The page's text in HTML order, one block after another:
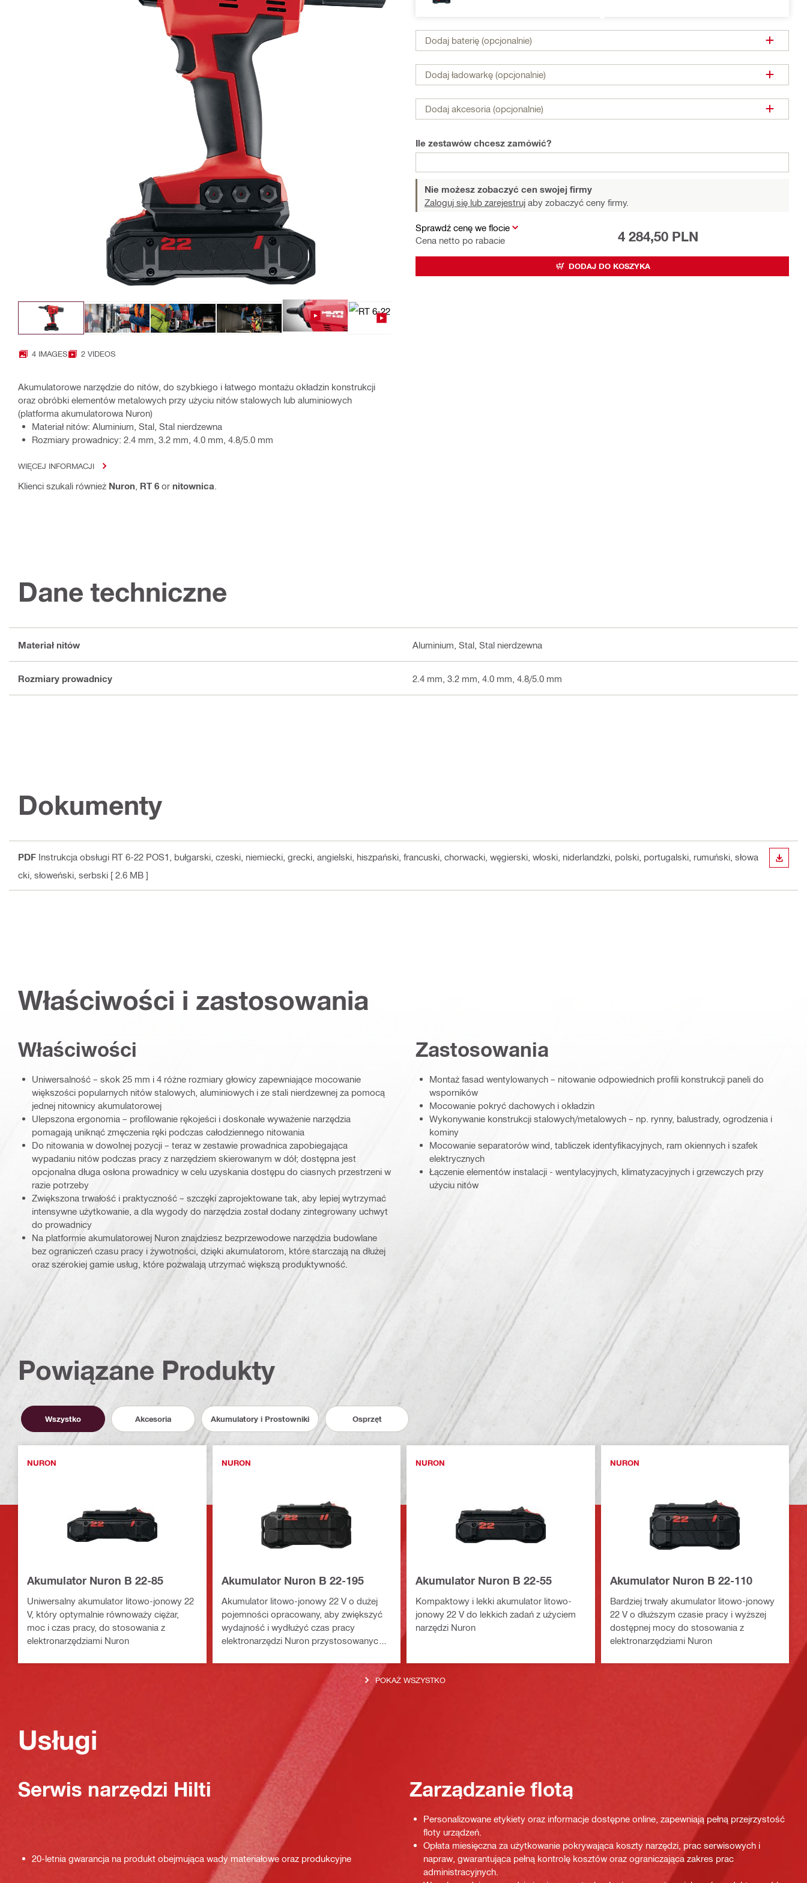
4 IMAGES 2 VIDEOS
Akumulatorowe narzędzie do nitów, do szybkiego i łatwego montażu okładzin konstrukcji
oraz obróbki elementów metalowych przy użyciu nitów stalowych lub aluminiowych
(platforma akumulatorowa Nuron)
Materiał nitów: Aluminium, Stal, Stal nierdzewna
Rozmiary prowadnicy: 2.4 mm, 3.2 mm, 4.0 mm, 4.8/5.0 mm
WIĘCEJ INFORMACJI
Klienci szukali również Nuron RT 6 or nitownica
Dodaj baterię (opcjonalnie)
Dodaj ładowarkę (opcjonalnie)
Dodaj akcesoria (opcjonalnie)
Ile zestawów chcesz zamówić?
Nie możesz zobaczyć cen swojej firmy
Zaloguj się lub zarejestruj aby zobaczyć ceny firmy.
Sprawdź cenę we flocie
Cena netto po rabacie
4 284,50 PLN
DODAJ DO KOSZYKA
Dane techniczne
Materiał nitów Aluminium, Stal, Stal nierdzewna
Rozmiary prowadnicy 2.4 mm, 3.2 mm, 4.0 mm, 4.8/5.0 mm
Dokumenty
PDF Instrukcja obsługi RT 6-22 POS1
, bułgarski, czeski, niemiecki, grecki, angielski, hiszpański, francuski, chorwacki, węgierski, włoski, niderlandzki, polski, portugalski, rumuński, słowa
cki, słoweński, serbski [ 2.6 MB ]
Właściwości i zastosowania
Właściwości
Uniwersalność – skok 25 mm i 4 różne rozmiary głowicy zapewniające mocowanie
większości popularnych nitów stalowych, aluminiowych i ze stali nierdzewnej za pomocą
jednej nitownicy akumulatorowej
Ulepszona ergonomia – profilowanie rękojeści i doskonałe wyważenie narzędzia
pomagają uniknąć zmęczenia ręki podczas całodziennego nitowania
Do nitowania w dowolnej pozycji – teraz w zestawie prowadnica zapobiegająca
wypadaniu nitów podczas pracy z narzędziem skierowanym w dół; dostępna jest
opcjonalna długa osłona prowadnicy w celu uzyskania dostępu do ciasnych przestrzeni w
razie potrzeby
Zwiększona trwałość i praktyczność – szczęki zaprojektowane tak, aby lepiej wytrzymać
intensywne użytkowanie, a dla wygody do narzędzia został dodany zintegrowany uchwyt
do prowadnicy
Na platformie akumulatorowej Nuron znajdziesz bezprzewodowe narzędzia budowlane
bez ograniczeń czasu pracy i żywotności, dzięki akumulatorom, które starczają na dłużej
oraz szerokiej gamie usług, które pozwalają utrzymać większą produktywność.
Zastosowania
Montaż fasad wentylowanych – nitowanie odpowiednich profili konstrukcji paneli do
wsporników
Mocowanie pokryć dachowych i okładzin
Wykonywanie konstrukcji stalowych/metalowych – np. rynny, balustrady, ogrodzenia i
kominy
Mocowanie separatorów wind, tabliczek identyfikacyjnych, ram okiennych i szafek
elektrycznych
Łączenie elementów instalacji - wentylacyjnych, klimatyzacyjnych i grzewczych przy
użyciu nitów
Powiązane Produkty
Wszystko Akcesoria Akumulatory i Prostowniki Osprzęt
NURON
Akumulator Nuron B 22-85
Uniwersalny akumulator litowo-jonowy 22
V, który optymalnie równoważy ciężar,
moc i czas pracy, do stosowania z
elektronarzędziami Nuron
NURON
Akumulator Nuron B 22-195
Akumulator litowo-jonowy 22 V o dużej
pojemności opracowany, aby zwiększyć
wydajność i wydłużyć czas pracy
elektronarzędzi Nuron przystosowanych
NURON
Akumulator Nuron B 22-55
Kompaktowy i lekki akumulator litowo-
jonowy 22 V do lekkich zadań z użyciem
narzędzi Nuron
NURON
Akumulator Nuron B 22-110
Bardziej trwały akumulator litowo-jonowy
22 V o dłuższym czasie pracy i wyższej
dostępnej mocy do stosowania z
elektronarzędziami Nuron
POKAŻ WSZYSTKO
Usługi
Serwis narzędzi Hilti
20-letnia gwarancja na produkt obejmująca wady materiałowe oraz produkcyjne
Zarządzanie flotą
Personalizowane etykiety oraz informacje dostępne online, zapewniają pełną przejrzystość
floty urządzeń.
Opłata miesięczna za użytkowanie pokrywająca koszty narzędzi, prac serwisowych i
napraw, gwarantująca pełną kontrolę kosztów oraz ograniczająca zakres prac
administracyjnych.